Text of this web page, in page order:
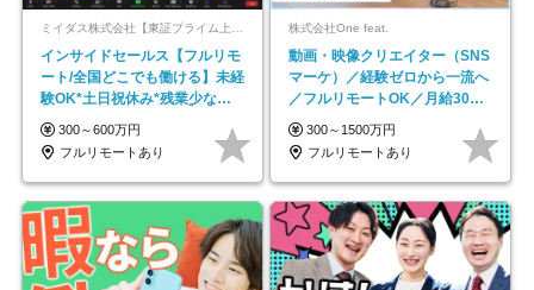
ミイダス株式会社【東証プライム上場パーソルグループ】
インサイドセールス【フルリモ
ート/全国どこでも働ける】未経
験OK*土日祝休み*残業少なめ*
在宅勤務手当あり
300～600万円
フルリモートあり
株式会社One feat.
動画・映像クリエイター（SNS
マーケ）／経験ゼロから一流へ
／フルリモートOK／月給30万
円～／年休130日以上
300～1500万円
フルリモートあり